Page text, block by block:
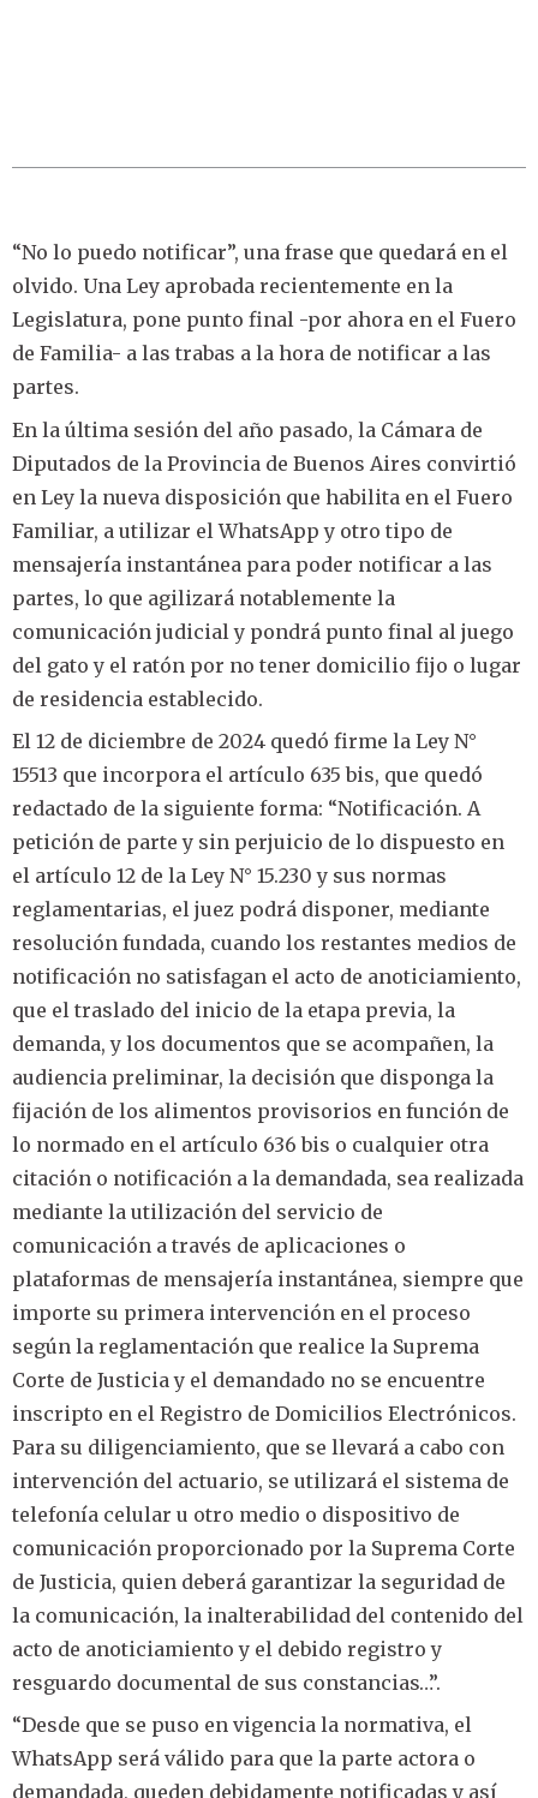
“No lo puedo notificar”, una frase que quedará en el
olvido. Una Ley aprobada recientemente en la
Legislatura, pone punto final -por ahora en el Fuero
de Familia- a las trabas a la hora de notificar a las
partes.
En la última sesión del año pasado, la Cámara de
Diputados de la Provincia de Buenos Aires convirtió
en Ley la nueva disposición que habilita en el Fuero
Familiar, a utilizar el WhatsApp y otro tipo de
mensajería instantánea para poder notificar a las
partes, lo que agilizará notablemente la
comunicación judicial y pondrá punto final al juego
del gato y el ratón por no tener domicilio fijo o lugar
de residencia establecido.
El 12 de diciembre de 2024 quedó firme la Ley N°
15513 que incorpora el artículo 635 bis, que quedó
redactado de la siguiente forma: “Notificación. A
petición de parte y sin perjuicio de lo dispuesto en
el artículo 12 de la Ley N° 15.230 y sus normas
reglamentarias, el juez podrá disponer, mediante
resolución fundada, cuando los restantes medios de
notificación no satisfagan el acto de anoticiamiento,
que el traslado del inicio de la etapa previa, la
demanda, y los documentos que se acompañen, la
audiencia preliminar, la decisión que disponga la
fijación de los alimentos provisorios en función de
lo normado en el artículo 636 bis o cualquier otra
citación o notificación a la demandada, sea realizada
mediante la utilización del servicio de
comunicación a través de aplicaciones o
plataformas de mensajería instantánea, siempre que
importe su primera intervención en el proceso
según la reglamentación que realice la Suprema
Corte de Justicia y el demandado no se encuentre
inscripto en el Registro de Domicilios Electrónicos.
Para su diligenciamiento, que se llevará a cabo con
intervención del actuario, se utilizará el sistema de
telefonía celular u otro medio o dispositivo de
comunicación proporcionado por la Suprema Corte
de Justicia, quien deberá garantizar la seguridad de
la comunicación, la inalterabilidad del contenido del
acto de anoticiamiento y el debido registro y
resguardo documental de sus constancias…”.
“Desde que se puso en vigencia la normativa, el
WhatsApp será válido para que la parte actora o
demandada, queden debidamente notificadas y así